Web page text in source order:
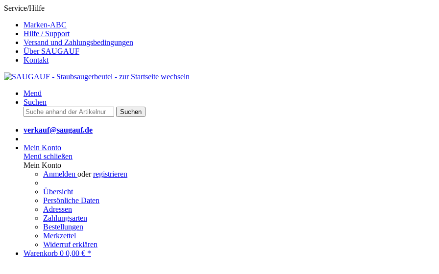
Service/Hilfe
Marken-ABC
Hilfe / Support
Versand und Zahlungsbedingungen
Über SAUGAUF
Kontakt
Menü
Suchen
Suchen
verkauf@saugauf.de
Mein Konto
Menü schließen
Mein Konto
Anmelden oderregistrieren
Übersicht
Persönliche Daten
Adressen
Zahlungsarten
Bestellungen
Merkzettel
Widerruf erklären
Warenkorb 0 0,00 € *